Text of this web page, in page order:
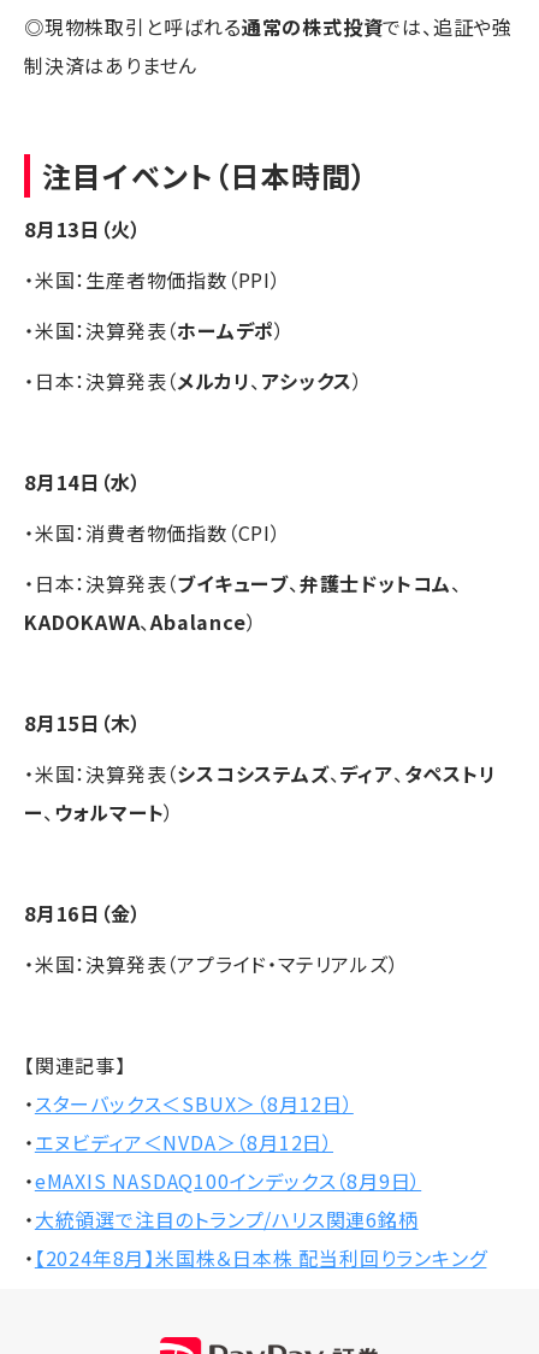
◎現物株取引と呼ばれる通常の株式投資では、追証や強
制決済はありません
注目イベント（日本時間）
8月13日（火）
・米国：生産者物価指数（PPI）
・米国：決算発表（ホームデポ）
・日本：決算発表（メルカリ、アシックス）
8月14日（水）
・米国：消費者物価指数（CPI）
・日本：決算発表（ブイキューブ、弁護士ドットコム、
KADOKAWA、Abalance）
8月15日（木）
・米国：決算発表（シスコシステムズ、ディア、タペストリ
ー、ウォルマート）
8月16日（金）
・米国：決算発表（アプライド・マテリアルズ）
【関連記事】
・スターバックス＜SBUX＞（8月12日）
・エヌビディア＜NVDA＞（8月12日）
・eMAXIS NASDAQ100インデックス（8月9日）
・大統領選で注目のトランプ/ハリス関連6銘柄
・ 【2024年8月】米国株＆日本株 配当利回りランキング